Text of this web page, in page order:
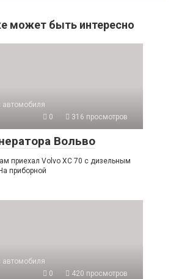
может быть интересно
автомобиля
0
316 просмотров
Вольво
приехал Volvo XC 70 с дизельным
приборной
автомобиля
0
420 просмотров